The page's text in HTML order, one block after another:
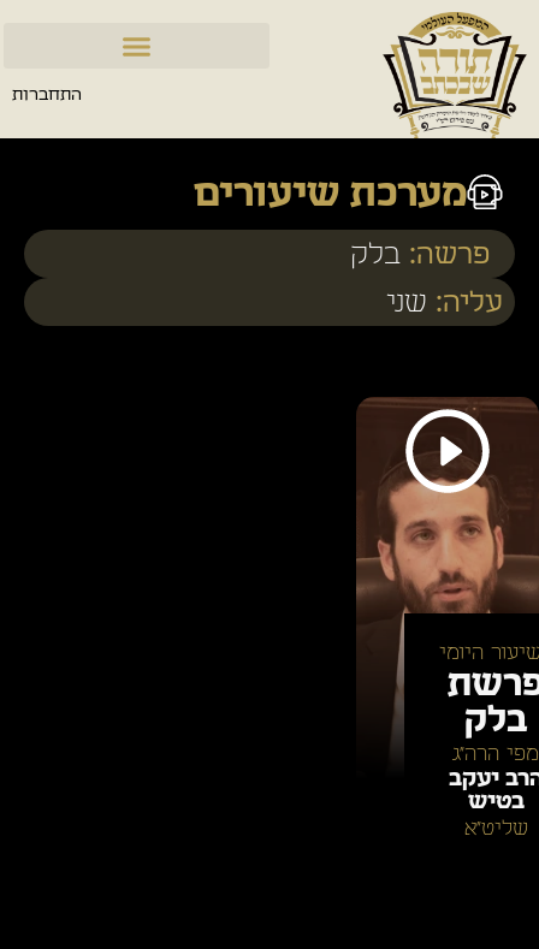
התחברות
מערכת שיעורים
פרשה: בלק
עליה: שני
היומי
בלק
מפי הרה״ג
יעקב
בטיש
שליט״א